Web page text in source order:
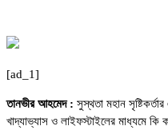
[ad_1]
তানভীর আহমেদ : সুস্থতা মহান
খাদ্যাভ্যাস ও লাইফস্টাইলের মাধ্যমে